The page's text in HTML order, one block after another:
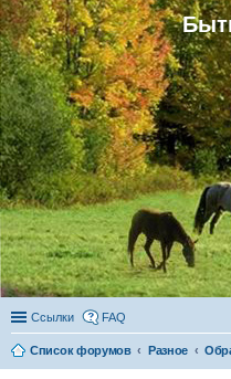
Ссылки FAQ
Список форумов Разное